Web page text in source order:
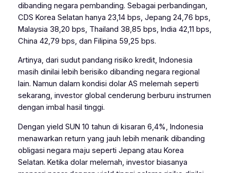
dibanding negara pembanding. Sebagai perbandingan,
CDS Korea Selatan hanya 23,14 bps, Jepang 24,76 bps,
Malaysia 38,20 bps, Thailand 38,85 bps, India 42,11 bps,
China 42,79 bps, dan Filipina 59,25 bps.
Artinya, dari sudut pandang risiko kredit, Indonesia
masih dinilai lebih berisiko dibanding negara regional
lain. Namun dalam kondisi dolar AS melemah seperti
sekarang, investor global cenderung berburu instrumen
dengan imbal hasil tinggi.
Dengan yield SUN 10 tahun di kisaran 6,4%, Indonesia
menawarkan return yang jauh lebih menarik dibanding
obligasi negara maju seperti Jepang atau Korea
Selatan. Ketika dolar melemah, investor biasanya